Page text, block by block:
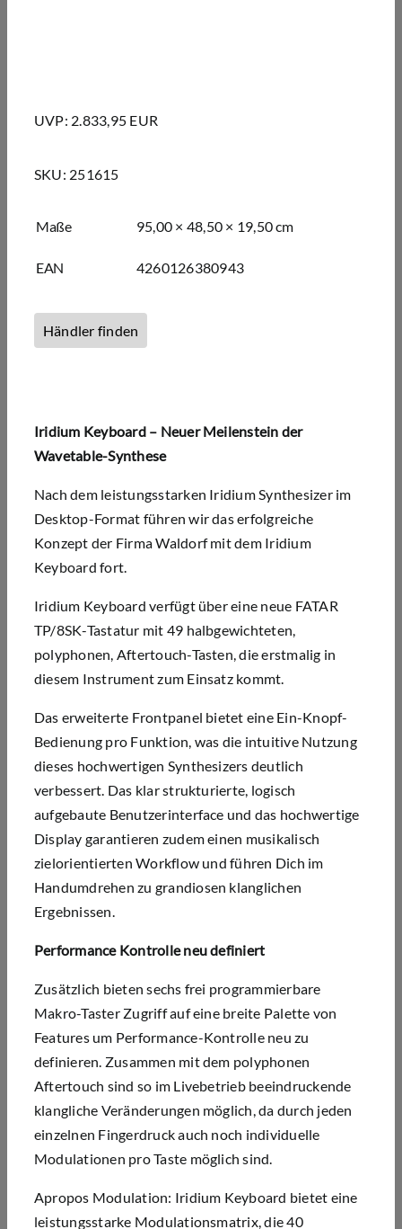
UVP: 2.833,95 EUR
SKU: 251615
Maße 95,00 × 48,50 × 19,50 cm
EAN 4260126380943
Händler finden
Iridium Keyboard – Neuer Meilenstein der
Wavetable-Synthese
Nach dem leistungsstarken Iridium Synthesizer im
Desktop-Format führen wir das erfolgreiche
Konzept der Firma Waldorf mit dem Iridium
Keyboard fort.
Iridium Keyboard verfügt über eine neue FATAR
TP/8SK-Tastatur mit 49 halbgewichteten,
polyphonen, Aftertouch-Tasten, die erstmalig in
diesem Instrument zum Einsatz kommt.
Das erweiterte Frontpanel bietet eine Ein-Knopf-
Bedienung pro Funktion, was die intuitive Nutzung
dieses hochwertigen Synthesizers deutlich
verbessert. Das klar strukturierte, logisch
aufgebaute Benutzerinterface und das hochwertige
Display garantieren zudem einen musikalisch
zielorientierten Workflow und führen Dich im
Handumdrehen zu grandiosen klanglichen
Ergebnissen.
Performance Kontrolle neu definiert
Zusätzlich bieten sechs frei programmierbare
Makro-Taster Zugriff auf eine breite Palette von
Features um Performance-Kontrolle neu zu
definieren. Zusammen mit dem polyphonen
Aftertouch sind so im Livebetrieb beeindruckende
klangliche Veränderungen möglich, da durch jeden
einzelnen Fingerdruck auch noch individuelle
Modulationen pro Taste möglich sind.
Apropos Modulation: Iridium Keyboard bietet eine
leistungsstarke Modulationsmatrix, die 40